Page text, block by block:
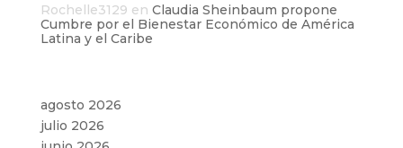
Rochelle3129 en Claudia Sheinbaum propone
Cumbre por el Bienestar Económico de América
Latina y el Caribe
agosto 2026
julio 2026